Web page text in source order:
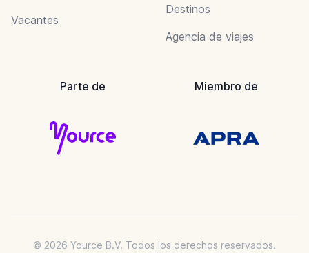
Vacantes
Destinos
Agencia de viajes
Parte de Miembro de
© 2026 Yource B.V. Todos los derechos reservados.